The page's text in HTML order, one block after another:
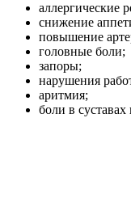
аллергические
снижение
повышение
головные боли;
запоры;
нарушения
аритмия;
боли в суставах